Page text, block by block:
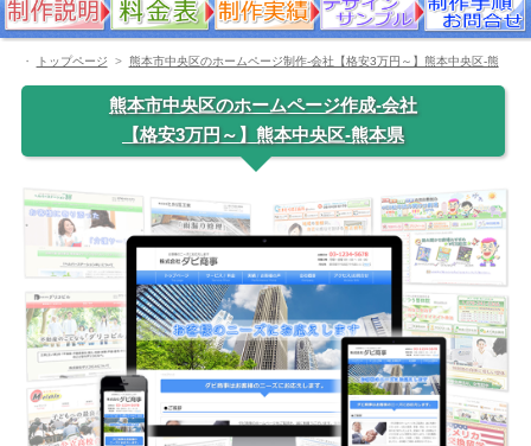
・ トップページ
熊本市中央区のホームページ制作-会社【格安3万円～】熊本中央区-熊
熊本市中央区のホームページ作成-会社
【格安3万円～】熊本中央区-熊本県